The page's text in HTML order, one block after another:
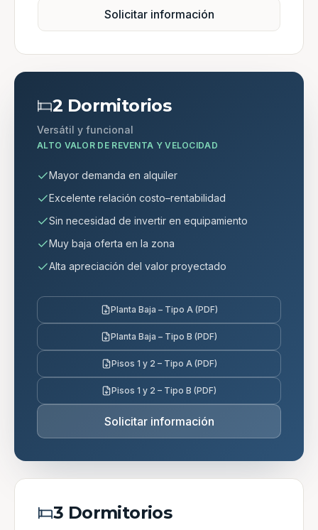
Solicitar información
2 Dormitorios
Versátil y funcional
ALTO VALOR DE REVENTA Y VELOCIDAD
Mayor demanda en alquiler
Excelente relación costo–rentabilidad
Sin necesidad de invertir en equipamiento
Muy baja oferta en la zona
Alta apreciación del valor proyectado
Planta Baja – Tipo A (PDF)
Planta Baja – Tipo B (PDF)
Pisos 1 y 2 – Tipo A (PDF)
Pisos 1 y 2 – Tipo B (PDF)
Solicitar información
3 Dormitorios